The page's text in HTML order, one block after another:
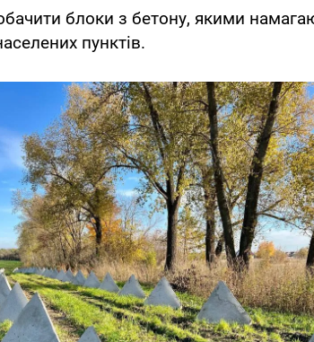
блоки з бетону, якими
пунктів.